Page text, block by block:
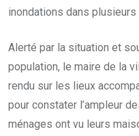
inondations dans
Alerté par la situation et
population, le maire de la
rendu sur les lieux
pour constater l’ampleur
ménages ont vu leurs